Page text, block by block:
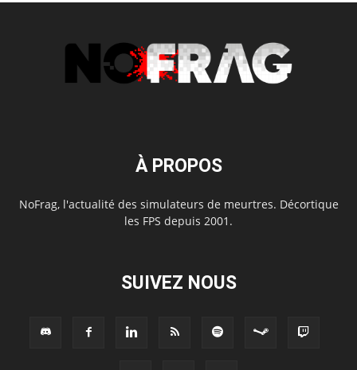
À PROPOS
NoFrag, l'actualité des simulateurs de meurtres. Décortique
les FPS depuis 2001.
SUIVEZ NOUS